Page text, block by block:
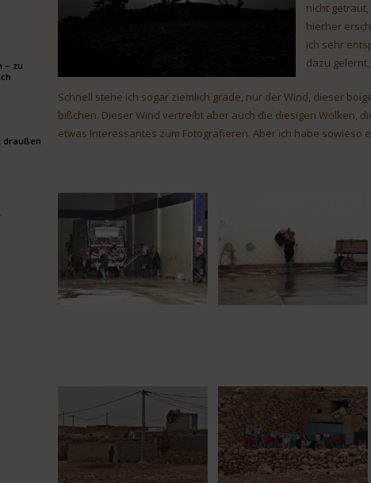
nicht
hierher
ich sehr
dazu
Schnell stehe ich sogar ziemlich grade, nur der Wind, dieser
bißchen. Dieser Wind vertreibt aber auch die diesigen Wolken,
etwas Interessantes zum Fotografieren. Aber ich habe sowieso
– zu
draußen